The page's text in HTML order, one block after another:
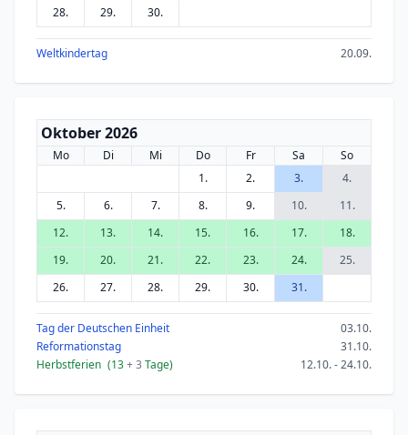
28.
29. 30.
Weltkindertag 20.09.
Oktober 2026
Mo Di Mi Do Fr Sa
So
1.
2. 3.
4.
5.
6. 7. 8. 9. 10.
11.
12.
13. 14. 15. 16. 17.
18.
19.
20. 21. 22. 23. 24.
25.
26.
27. 28. 29. 30. 31.
Tag der Deutschen Einheit
03.10.
Reformationstag
31.10.
Herbstferien (13+ 3 Tage) 12.10. - 24.10.